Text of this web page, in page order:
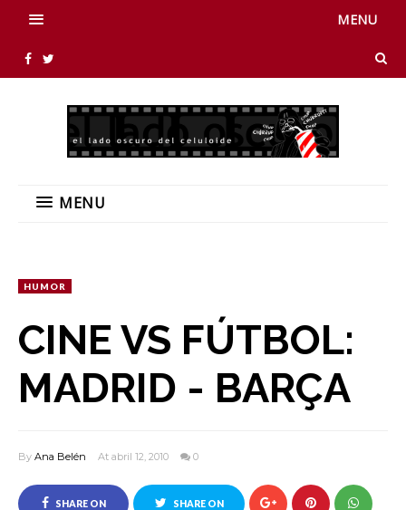
MENU
MENU
HUMOR
CINE VS FÚTBOL:
MADRID - BARÇA
By Ana Belén At abril 12, 2010 0
SHARE ON SHARE ON